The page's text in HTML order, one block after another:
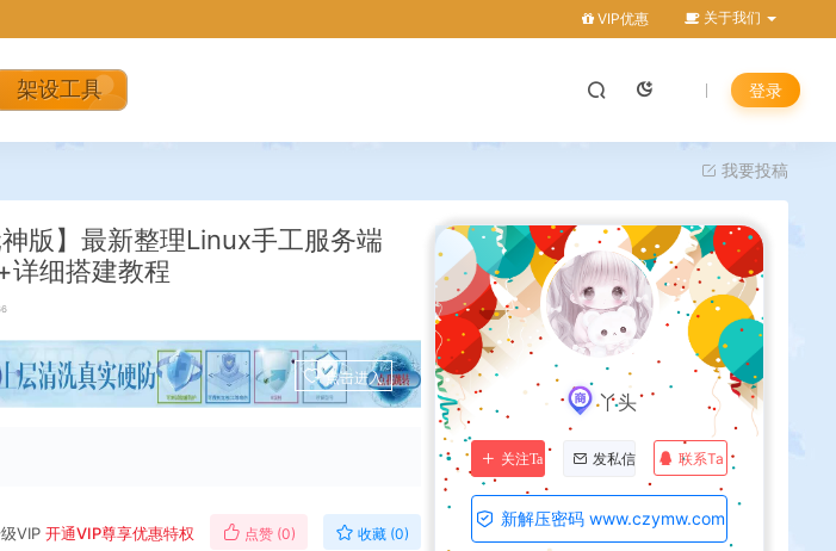
VIP优惠 关于我们
架设工具 登录
我要投稿
版】最新整理Linux手工服务端
详细搭建教程
点击进入
VIP 开通VIP尊享优惠特权 点赞 (0) 收藏 (0)
丫头
关注Ta 发私信 联系Ta
新解压密码 www.czymw.com